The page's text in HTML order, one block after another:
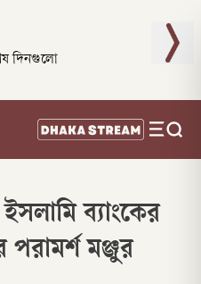
দিনগুলো
ব্যাংকের
পরামর্শ মঞ্জুর